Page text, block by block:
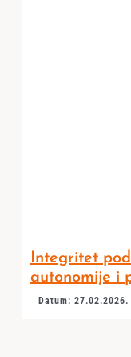
Integritet
autonomije i
Datum: 27.02.2026.